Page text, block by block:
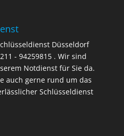
Düsseldorf
- 94259815 . Wir sind
Notdienst für Sie da.
auch gerne rund um das
Schlüsseldienst